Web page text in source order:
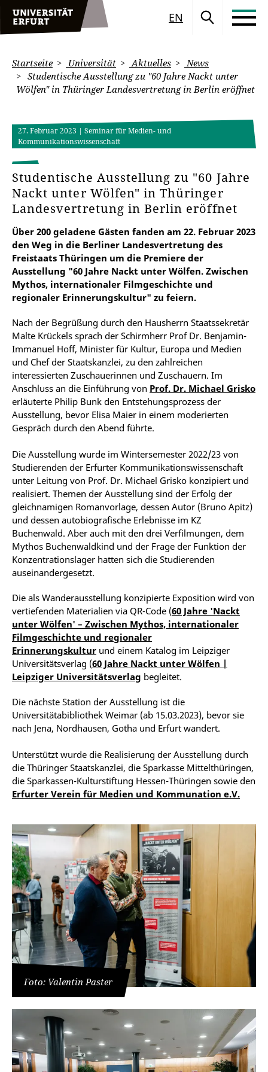
EN
Startseite Universität Aktuelles
News
Studentische Ausstellung zu "60 Jahre Nackt unter
Wölfen" in Thüringer Landesvertretung in Berlin eröffnet
27. Februar 2023 | Seminar für Medien- und
Kommunikationswissenschaft
Studentische Ausstellung zu "60 Jahre
Nackt unter Wölfen" in Thüringer
Landesvertretung in Berlin eröffnet
Über 200 geladene Gästen fanden am 22. Februar 2023
den Weg in die Berliner Landesvertretung des
Freistaats Thüringen um die Premiere der
Ausstellung "60 Jahre Nackt unter Wölfen. Zwischen
Mythos, internationaler Filmgeschichte und
regionaler Erinnerungskultur" zu feiern.
Nach der Begrüßung durch den Hausherrn Staatssekretär
Malte Krückels sprach der Schirmherr Prof Dr. Benjamin-
Immanuel Hoff, Minister für Kultur, Europa und Medien
und Chef der Staatskanzlei, zu den zahlreichen
interessierten Zuschauerinnen und Zuschauern. Im
Anschluss an die Einführung von Prof. Dr. Michael Grisko
erläuterte Philip Bunk den Entstehungsprozess der
Ausstellung, bevor Elisa Maier in einem moderierten
Gespräch durch den Abend führte.
Die Ausstellung wurde im Wintersemester 2022/23 von
Studierenden der Erfurter Kommunikationswissenschaft
unter Leitung von Prof. Dr. Michael Grisko konzipiert und
realisiert. Themen der Ausstellung sind der Erfolg der
gleichnamigen Romanvorlage, dessen Autor (Bruno Apitz)
und dessen autobiografische Erlebnisse im KZ
Buchenwald. Aber auch mit den drei Verfilmungen, dem
Mythos Buchenwaldkind und der Frage der Funktion der
Konzentrationslager hatten sich die Studierenden
auseinandergesetzt.
Die als Wanderausstellung konzipierte Exposition wird von
vertiefenden Materialien via QR-Code (60 Jahre 'Nackt
unter Wölfen' – Zwischen Mythos, internationaler
Filmgeschichte und regionaler
Erinnerungskultur und einem Katalog im Leipziger
Universitätsverlag (60 Jahre Nackt unter Wölfen |
Leipziger Universitätsverlag begleitet.
Die nächste Station der Ausstellung ist die
Universitätabibliothek Weimar (ab 15.03.2023), bevor sie
nach Jena, Nordhausen, Gotha und Erfurt wandert.
Unterstützt wurde die Realisierung der Ausstellung durch
die Thüringer Staatskanzlei, die Sparkasse Mittelthüringen,
die Sparkassen-Kulturstiftung Hessen-Thüringen sowie den
Erfurter Verein für Medien und Kommunation e.V.
Foto: Valentin Paster